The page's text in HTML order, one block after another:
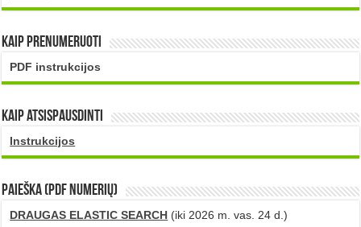
Kaip prenumeruoti
PDF instrukcijos
Kaip atsispausdinti
Instrukcijos
PAIEŠKA (PDF numerių)
DRAUGAS ELASTIC SEARCH (iki 2026 m. vas. 24 d.)